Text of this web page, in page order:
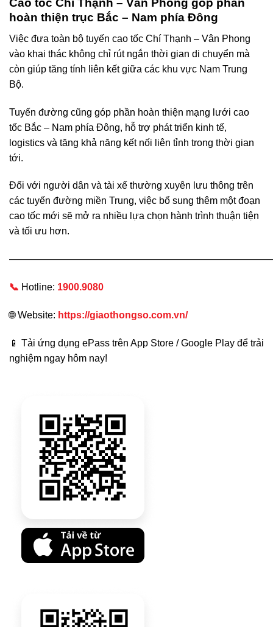
Cao tốc Chí Thạnh – Vân Phong góp phần
hoàn thiện trục Bắc – Nam phía Đông
Việc đưa toàn bộ tuyến cao tốc Chí Thạnh – Vân Phong
vào khai thác không chỉ rút ngắn thời gian di chuyển mà
còn giúp tăng tính liên kết giữa các khu vực Nam Trung
Bộ.
Tuyến đường cũng góp phần hoàn thiện mạng lưới cao
tốc Bắc – Nam phía Đông, hỗ trợ phát triển kinh tế,
logistics và tăng khả năng kết nối liên tỉnh trong thời gian
tới.
Đối với người dân và tài xế thường xuyên lưu thông trên
các tuyến đường miền Trung, việc bổ sung thêm một đoạn
cao tốc mới sẽ mở ra nhiều lựa chọn hành trình thuận tiện
và tối ưu hơn.
📞 Hotline: 1900.9080
🌐 Website: https://giaothongso.com.vn/
📱 Tải ứng dụng ePass trên App Store / Google Play để trải
nghiệm ngay hôm nay!